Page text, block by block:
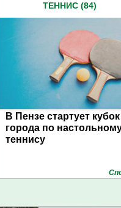
ТЕННИС (84)
В Пензе стартует кубок
города по
теннису